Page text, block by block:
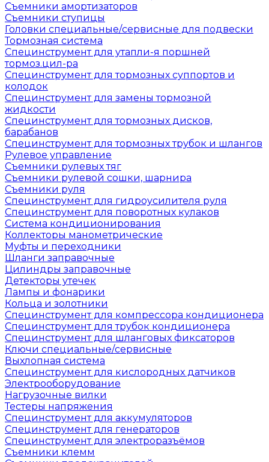
Съемники амортизаторов
Съемники ступицы
Головки специальные/сервисные для подвески
Тормозная система
Специнструмент для утапли-я поршней
тормоз.цил-ра
Специнструмент для тормозных суппортов и
колодок
Специнструмент для замены тормозной
жидкости
Специнструмент для тормозных дисков,
барабанов
Специнструмент для тормозных трубок и шлангов
Рулевое управление
Съемники рулевых тяг
Съемники рулевой сошки, шарнира
Съемники руля
Специнструмент для гидроусилителя руля
Специнструмент для поворотных кулаков
Система кондиционирования
Коллекторы манометрические
Муфты и переходники
Шланги заправочные
Цилиндры заправочные
Детекторы утечек
Лампы и фонарики
Кольца и золотники
Специнструмент для компрессора кондиционера
Специнструмент для трубок кондиционера
Специнструмент для шланговых фиксаторов
Ключи специальные/сервисные
Выхлопная система
Специнструмент для кислородных датчиков
Электрооборудование
Нагрузочные вилки
Тестеры напряжения
Специнструмент для аккумуляторов
Специнструмент для генераторов
Специнструмент для электроразъёмов
Съемники клемм